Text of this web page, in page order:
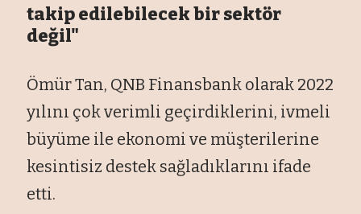
takip edilebilecek bir sektör
değil"
Ömür Tan, QNB Finansbank olarak 2022
yılını çok verimli geçirdiklerini, ivmeli
büyüme ile ekonomi ve müşterilerine
kesintisiz destek sağladıklarını ifade
etti.